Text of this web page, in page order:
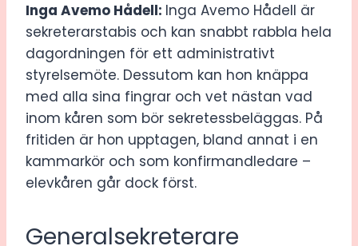
Inga Avemo Hådell: Inga Avemo Hådell är
sekreterarstabis och kan snabbt rabbla hela
dagordningen för ett administrativt
styrelsemöte. Dessutom kan hon knäppa
med alla sina fingrar och vet nästan vad
inom kåren som bör sekretessbeläggas. På
fritiden är hon upptagen, bland annat i en
kammarkör och som konfirmandledare –
elevkåren går dock först.
Generalsekreterare